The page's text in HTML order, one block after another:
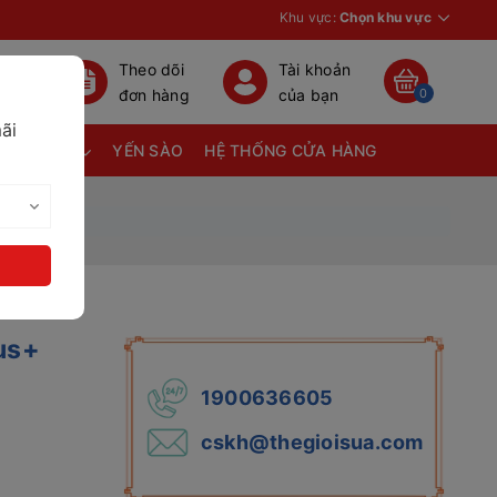
Khu vực: Chọn khu vực
Theo dõi
đơn hàng
Tài khoản
của bạn
0
YẾN SÀO HỆ THỐNG CỬA HÀNG
1900636605
cskh@thegioisua.com